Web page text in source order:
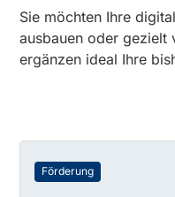
Sie möchten Ihre
ausbauen oder gezielt
ergänzen ideal Ihre
Förderung